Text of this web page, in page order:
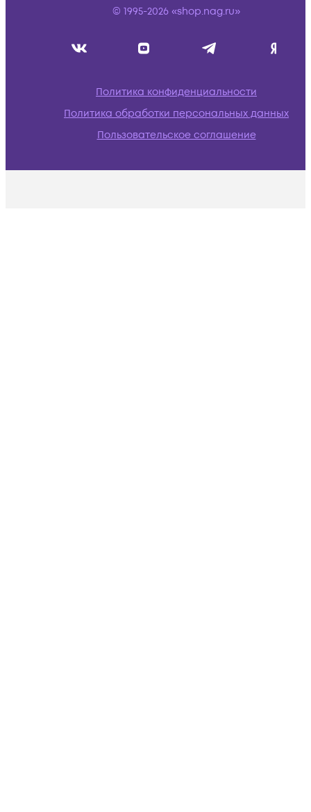
© 1995-2026 «shop.nag.ru»
Политика конфиденциальности
Политика обработки персональных данных
Пользовательское соглашение